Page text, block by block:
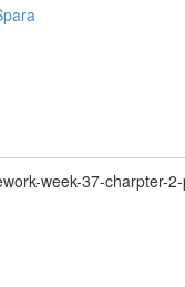
week-37-charpter-